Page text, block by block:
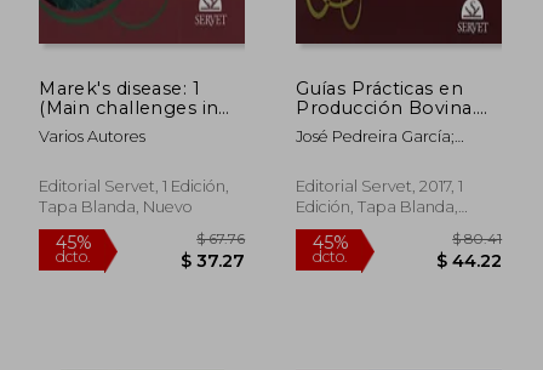
$ 42.24
Marek's disease: 1
(Main challenges in
poultry farming)
Varios Autores
Editorial Servet, 1 Edición,
Tapa Blanda, Nuevo
Guías Prácticas en
Producción Bovina.
Parasitología y
Enfermedades
de Veterinaria -
Editorial Servet
José Pedreira García;
María Sol Arias Vázquez
Editorial Servet, 2017, 1
Edición, Tapa Blanda,
Nuevo